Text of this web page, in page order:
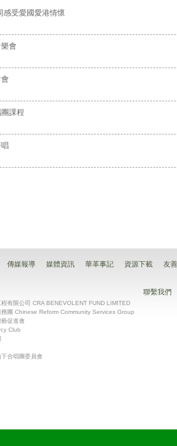
感受愛國愛港情懷
會
課程
傳媒報導 媒體資訊 華革事記 資源下載 友
有限公司 CRA BENEVOLENT FUND LIMITED
務團 Chinese Reform Community Services Group
促進會
Club
合唱團委員會
聯繫我們